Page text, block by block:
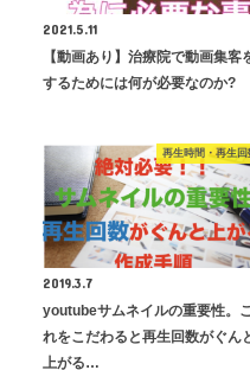
2021.5.11
【動画あり】治療院で動画集客
するためには何が必要なのか?
再生時間・再生回
2019.3.7
youtubeサムネイルの重要性。
れをこだわると再生回数がぐん
上がる…